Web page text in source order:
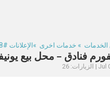
» خدمات اخرى »الإعلانات #330638
فنادق – محل بيع يونيفورم